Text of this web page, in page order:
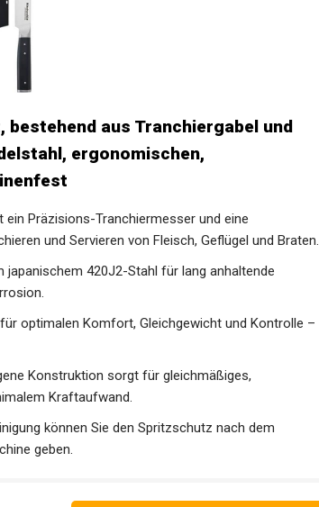
aus Tranchiergabel und
ergonomischen,
ein Präzisions-Tranchiermesser und eine
und Servieren von Fleisch, Geflügel und Braten.
japanischem 420J2-Stahl für lang anhaltende
für optimalen Komfort, Gleichgewicht und Kontrolle –
Konstruktion sorgt für gleichmäßiges,
Kraftaufwand.
können Sie den Spritzschutz nach dem
geben.